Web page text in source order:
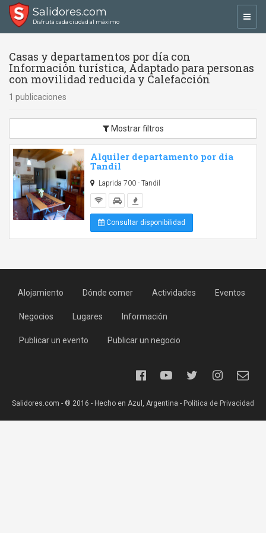
Salidores.com
Disfrutá cada ciudad al máximo
Casas y departamentos por día con
Información turística, Adaptado para personas
con movilidad reducida y Calefacción
1 publicaciones
Mostrar filtros
Alquiler departamento por dia
Tandil
Laprida 700 - Tandil
Consultar disponibilidad
Alojamiento Dónde comer Actividades Eventos
Negocios Lugares Información
Publicar un evento Publicar un negocio
Salidores.com - ® 2016 - Hecho en Azul, Argentina - Política de Privacidad